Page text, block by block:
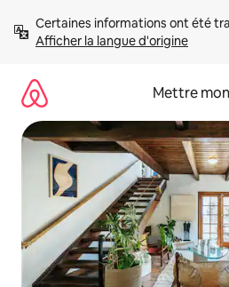
directement
Afficher la langue d'origine
Mettre